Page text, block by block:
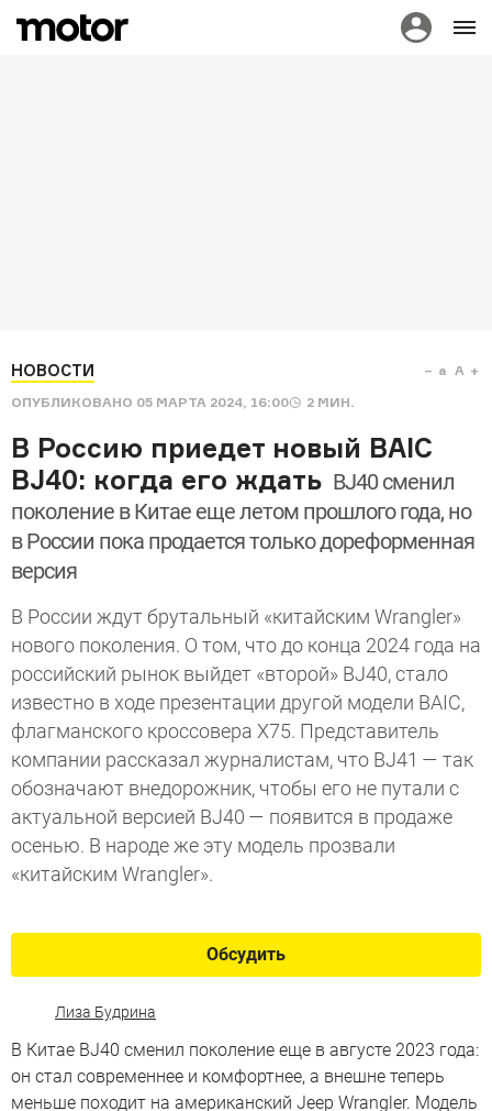
НОВОСТИ
ОПУБЛИКОВАНО 05 МАРТА 2024, 16:00 2 МИН.
a A
В Россию приедет новый BAIC
BJ40: когда его ждать BJ40 сменил
поколение в Китае еще летом прошлого года, но
в России пока продается только дореформенная
версия
В России ждут брутальный «китайским Wrangler»
нового поколения. О том, что до конца 2024 года на
российский рынок выйдет «второй» BJ40, стало
известно в ходе презентации другой модели BAIC,
флагманского кроссовера X75. Представитель
компании рассказал журналистам, что BJ41 — так
обозначают внедорожник, чтобы его не путали с
актуальной версией BJ40 — появится в продаже
осенью. В народе же эту модель прозвали
«китайским Wrangler».
Обсудить
Лиза Будрина
В Китае BJ40 сменил поколение еще в августе 2023 года:
он стал современнее и комфортнее, а внешне теперь
меньше походит на американский Jeep Wrangler. Модель